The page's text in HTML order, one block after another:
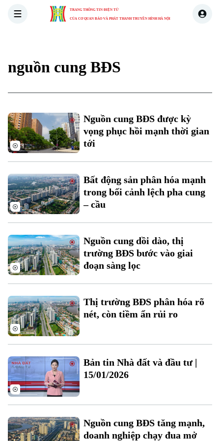
TRANG THÔNG TIN ĐIỆN TỬ
CỦA CƠ QUAN BÁO VÀ PHÁT THANH TRUYỀN HÌNH HÀ NỘI
Xu hướng
Chuyên mục
Thời sự
Hà Nội
Chính trị
Xã hội
Hà Nội
Người Hà Nội
Thế giới
nguồn cung BĐS
Nguồn cung BĐS được kỳ
vọng phục hồi mạnh thời gian
tới
Bất động sản phân hóa mạnh
trong bối cảnh lệch pha cung
– cầu
Nguồn cung dồi dào, thị
trường BĐS bước vào giai
đoạn sàng lọc
Thị trường BĐS phân hóa rõ
nét, còn tiềm ẩn rủi ro
Bản tin Nhà đất và đầu tư |
15/01/2026
Nguồn cung BĐS tăng mạnh,
doanh nghiệp chạy đua mở